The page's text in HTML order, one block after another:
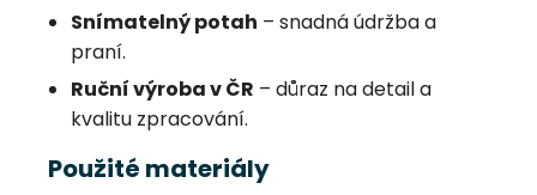
Snímatelný potah – snadná údržba a
praní.
Ruční výroba v ČR – důraz na detail a
kvalitu zpracování.
Použité materiály